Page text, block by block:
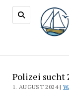
Polizei sucht
1. AUGUST 2024 |